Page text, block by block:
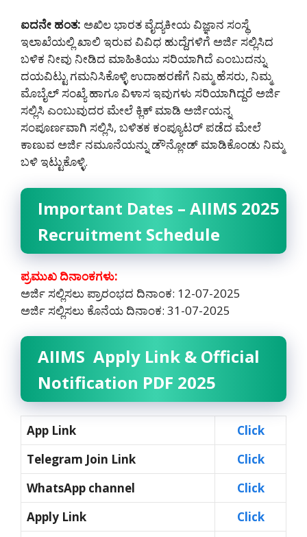
ಐದನೇ ಹಂತ: ಅಖಿಲ ಭಾರತ ವೈದ್ಯಕೀಯ ವಿಜ್ಞಾನ ಸಂಸ್ಥೆ
ಇಲಾಖೆಯಲ್ಲಿ ಖಾಲಿ ಇರುವ ವಿವಿಧ ಹುದ್ದೆಗಳಿಗೆ ಅರ್ಜಿ ಸಲ್ಲಿಸಿದ
ಬಳಿಕ ನೀವು ನೀಡಿದ ಮಾಹಿತಿಯು ಸರಿಯಾಗಿದೆ ಎಂಬುದನ್ನು
ದಯವಿಟ್ಟು ಗಮನಿಸಿಕೊಳ್ಳಿ ಉದಾಹರಣೆಗೆ ನಿಮ್ಮ ಹೆಸರು, ನಿಮ್ಮ
ಮೊಬೈಲ್ ಸಂಖ್ಯೆ ಹಾಗೂ ವಿಳಾಸ ಇವುಗಳು ಸರಿಯಾಗಿದ್ದರೆ ಅರ್ಜಿ
ಸಲ್ಲಿಸಿ ಎಂಬುವುದರ ಮೇಲೆ ಕ್ಲಿಕ್ ಮಾಡಿ ಅರ್ಜಿಯನ್ನ
ಸಂಪೂರ್ಣವಾಗಿ ಸಲ್ಲಿಸಿ, ಬಳಿತಕ ಕಂಪ್ಯೂಟರ್ ಪಡೆದ ಮೇಲೆ
ಕಾಣುವ ಅರ್ಜಿ ನಮೂನೆಯನ್ನು ಡೌನ್ಲೋಡ್ ಮಾಡಿಕೊಂಡು ನಿಮ್ಮ
ಬಳಿ ಇಟ್ಟುಕೊಳ್ಳಿ.
Important Dates – AIIMS 2025
Recruitment Schedule
ಪ್ರಮುಖ ದಿನಾಂಕಗಳು:
ಅರ್ಜಿ ಸಲ್ಲಿಸಲು ಪ್ರಾರಂಭದ ದಿನಾಂಕ: 12-07-2025
ಅರ್ಜಿ ಸಲ್ಲಿಸಲು ಕೊನೆಯ ದಿನಾಂಕ: 31-07-2025
AIIMS Apply Link & Official
Notification PDF 2025
App Link
Click
Telegram Join Link
Click
WhatsApp channel
Click
Apply Link
Click